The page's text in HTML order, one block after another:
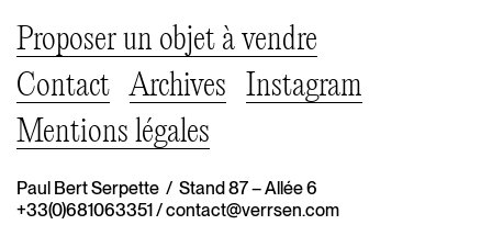
Proposer un objet à vendre
Contact
Archives
Instagram
Mentions légales
Paul Bert Serpette / Stand 87 – Allée 6
+33(0)681063351/contact@verrsen.com